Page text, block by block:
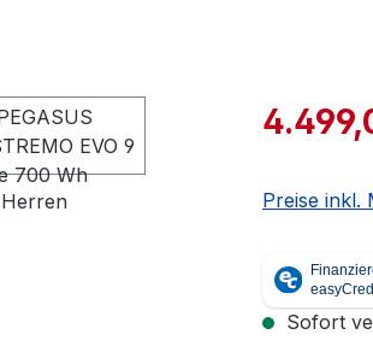
Preise inkl.
Sofort